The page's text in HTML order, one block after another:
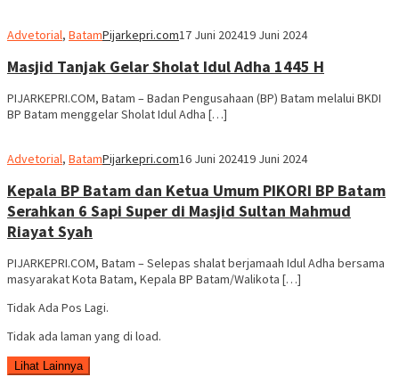
Advetorial, BatamPijarkepri.com17 Juni 202419 Juni 2024
Masjid Tanjak Gelar Sholat Idul Adha 1445 H
PIJARKEPRI.COM, Batam – Badan Pengusahaan (BP) Batam melalui BKDI
BP Batam menggelar Sholat Idul Adha […]
Advetorial, BatamPijarkepri.com16 Juni 202419 Juni 2024
Kepala BP Batam dan Ketua Umum PIKORI BP Batam
Serahkan 6 Sapi Super di Masjid Sultan Mahmud
Riayat Syah
PIJARKEPRI.COM, Batam – ⁠Selepas shalat berjamaah Idul Adha bersama
masyarakat Kota Batam, Kepala BP Batam/Walikota […]
Tidak Ada Pos Lagi.
Tidak ada laman yang di load.
Lihat Lainnya